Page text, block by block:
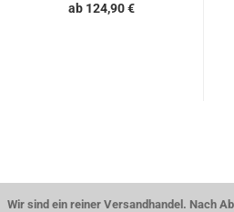
ab 124,90 €
Wir sind ein reiner Versandhandel. Nach